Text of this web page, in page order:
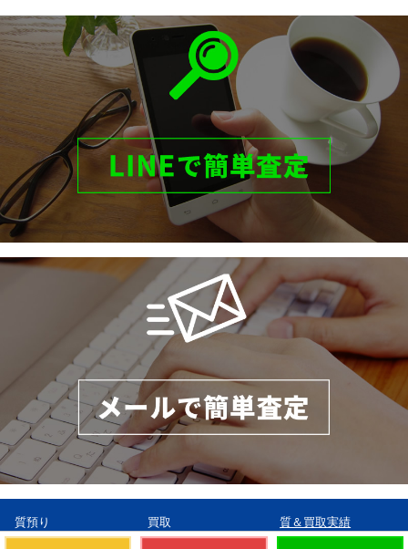
質預り
質預りTOPへ
買取
店頭買取について
質＆買取実績
プライバシーポリシ